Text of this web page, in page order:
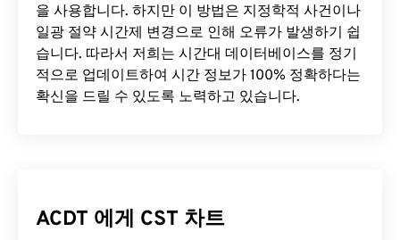
을 사용합니다. 하지만 이 방법은 지정학적 사건이나
일광 절약 시간제 변경으로 인해 오류가 발생하기 쉽
습니다. 따라서 저희는 시간대 데이터베이스를 정기
적으로 업데이트하여 시간 정보가 100% 정확하다는
확신을 드릴 수 있도록 노력하고 있습니다.
ACDT 에게 CST 차트